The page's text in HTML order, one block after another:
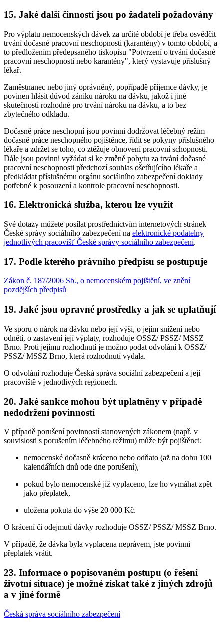
15. Jaké další činnosti jsou po žadateli požadovány
Pro výplatu nemocenských dávek za určité období je třeba osvědčit
trvání dočasné pracovní neschopnosti (karantény) v tomto období, a
to předložením předepsaného tiskopisu "Potvrzení o trvání dočasné
pracovní neschopnosti nebo karantény", který vystavuje příslušný
lékař.
Zaměstnanec nebo jiný oprávněný, popřípadě příjemce dávky, je
povinen hlásit důvod zániku nároku na dávku, jakož i jiné
skutečnosti rozhodné pro trvání nároku na dávku, a to bez
zbytečného odkladu.
Dočasně práce neschopní jsou povinni dodržovat léčebný režim
dočasně práce neschopného pojištěnce, řídit se pokyny příslušného
lékaře a zdržet se toho, co ztěžuje obnovení pracovní schopnosti.
Dále jsou povinni vyžádat si ke změně pobytu za trvání dočasné
pracovní neschopnosti předchozí souhlas ošetřujícího lékaře a
předkládat příslušnému orgánu sociálního zabezpečení doklady
potřebné k posouzení a kontrole pracovní neschopnosti.
16. Elektronická služba, kterou lze využít
Své dotazy můžete posílat prostřednictvím internetových stránek
České správy sociálního zabezpečení na elektronické podatelny
jednotlivých pracovišť České správy sociálního zabezpečení.
17. Podle kterého právního předpisu se postupuje
Zákon č. 187/2006 Sb., o nemocenském pojištění, ve znění
pozdějších předpisů
19. Jaké jsou opravné prostředky a jak se uplatňují
Ve sporu o nárok na dávku nebo její výši, o jejím snížení nebo
odnětí, o zastavení její výplaty, rozhoduje OSSZ/ PSSZ/ MSSZ
Brno. Proti jejímu rozhodnutí je možno podat odvolání k OSSZ/
PSSZ/ MSSZ Brno, která rozhodnutí vydala.
O odvolání rozhoduje Česká správa sociální zabezpečení a její
pracoviště v jednotlivých regionech.
20. Jaké sankce mohou být uplatněny v případě
nedodržení povinností
V případě porušení povinností stanovených zákonem (např. v
souvislosti s porušením léčebného režimu) může být pojištěnci:
nemocenské dočasně kráceno nebo odňato (až na dobu 100
kalendářních dnů ode dne porušení),
pokud bylo nemocenské již vyplaceno, lze ho vymáhat zpět
jako přeplatek,
uložena pokuta do výše 20 000 Kč.
O krácení či odejmutí dávky rozhoduje OSSZ/ PSSZ/ MSSZ Brno.
V případě, že dávka byla vyplacena neprávem, jste povinni
přeplatek vrátit.
23. Informace o popisovaném postupu (o řešení
životní situace) je možné získat také z jiných zdrojů
a v jiné formě
Česká správa sociálního zabezpečení